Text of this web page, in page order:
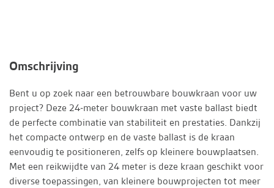
Omschrijving
Bent u op zoek naar een betrouwbare bouwkraan voor uw
project? Deze 24-meter bouwkraan met vaste ballast biedt
de perfecte combinatie van stabiliteit en prestaties. Dankzij
het compacte ontwerp en de vaste ballast is de kraan
eenvoudig te positioneren, zelfs op kleinere bouwplaatsen.
Met een reikwijdte van 24 meter is deze kraan geschikt voor
diverse toepassingen, van kleinere bouwprojecten tot meer